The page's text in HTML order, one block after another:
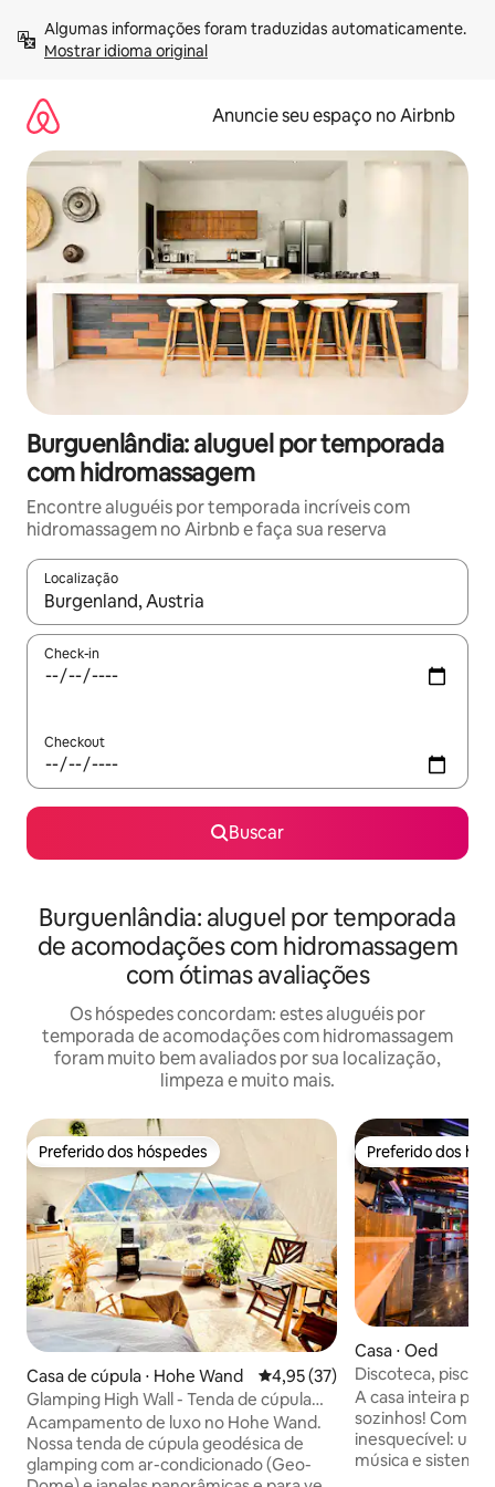
para
Mostrar idioma original
Anuncie seu espaço no Airbnb
Burguenlândia: aluguel por temporada
com hidromassagem
Encontre aluguéis por temporada incríveis com
hidromassagem no Airbnb e faça sua reserva
Localização
Quando os resultados estiverem disponíveis, explore-os
Check-in
Checkout
Buscar
Burguenlândia: aluguel por temporada
de acomodações com hidromassagem
com ótimas avaliações
Os hóspedes concordam: estes aluguéis por
temporada de acomodações com hidromassagem
foram muito bem avaliados por sua localização,
limpeza e muito mais.
Preferido dos hóspedes
Preferido dos hóspedes
Casa de cúpula ⋅ Hohe Wand 4,95 de uma avaliação média
4,95 (37)
Glamping High Wall - Tenda de cúpula
com janela de estrelas
Acampamento de luxo no Hohe Wand.
Nossa tenda de cúpula geodésica de
glamping com ar-condicionado (Geo-
Preferido dos
Preferido dos
Casa ⋅ Oed
Discoteca,
hidromassagem,
A casa inteira
sozinhos! Com a gente, cada festa é
inesquecível:
música e sistema